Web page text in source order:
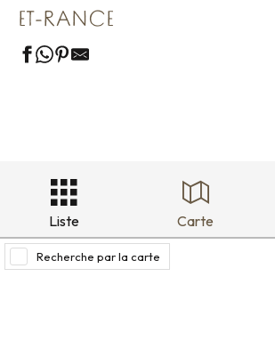
ET-RANCE
Liste Carte
Recherche par la carte